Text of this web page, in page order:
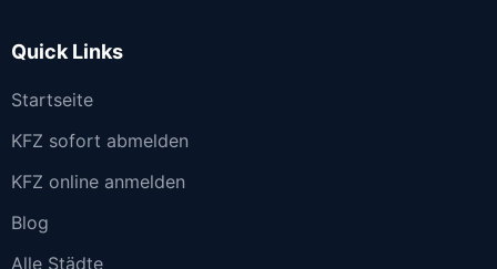
Quick Links
Startseite
KFZ sofort abmelden
KFZ online anmelden
Blog
Alle Städte